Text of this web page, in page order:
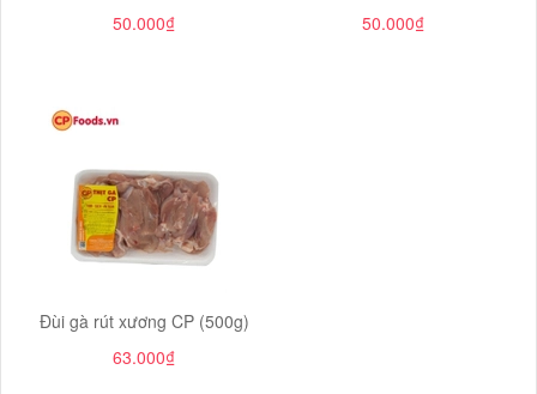
50.000₫
50.000₫
Đùi gà rút xương CP (500g)
63.000₫